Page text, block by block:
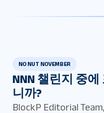
NO NUT NOVEMBER
NNN 챌린지 중
니까?
BlockP Editorial Team,